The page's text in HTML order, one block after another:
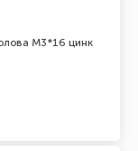
М3*16 цинк